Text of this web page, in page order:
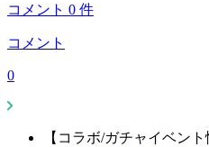
コメント 0 件
コメント
0
【コラボ/ガチャイベント